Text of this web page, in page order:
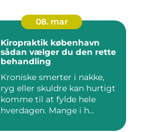
08. mar
Kiropraktik københavn
sådan vælger du den rette
behandling
Kroniske smerter i nakke,
ryg eller skuldre kan hurtigt
komme til at fylde hele
hverdagen. Mange i h...